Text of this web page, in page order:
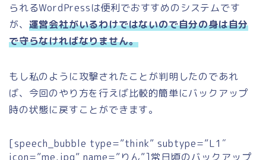
られるWordPressは便利でおすすめのシステムです
が、 運営会社がいるわけではないので自分の身は自分
で守らなければなりません。
もし私のように攻撃されたことが判明したのであれ
ば、今回のやり方を行えば比較的簡単にバックアップ
時の状態に戻すことができます。
[speech_bubble type=”think” subtype=”L1″
icon=”me.jpg” name=”りん”]常日頃のバックアップ